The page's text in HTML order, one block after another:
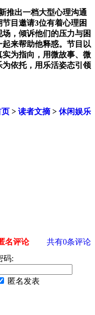
推出一档大型心理沟通
目邀请3位有着心理困
，倾诉他们的压力与困
来帮助他释惑。节目以
为指向，用微故事、微
依托，用乐活姿态引领
页 > 读者文摘> 休闲娱乐
名评论 共有0条评论
码:
匿名发表